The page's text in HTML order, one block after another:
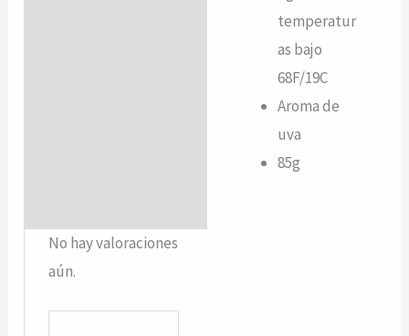
temperatur
as bajo
68F/19C
Aroma de
uva
85g
No hay valoraciones
aún.